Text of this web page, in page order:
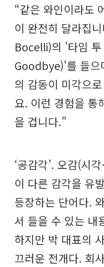
“같은 와인이라도
이 완전히 달라집
Bocelli)의 '타임
Goodbye)'를 들으
의 감동이 미각으
요. 이런 경험을 통
을 겁니다.”
‘공감각’. 오감(시
이 다른 감각을 유
등장하는 단어다.
서 들을 수 있는 내
하지만 박 대표의
끄러운 전개다. 회